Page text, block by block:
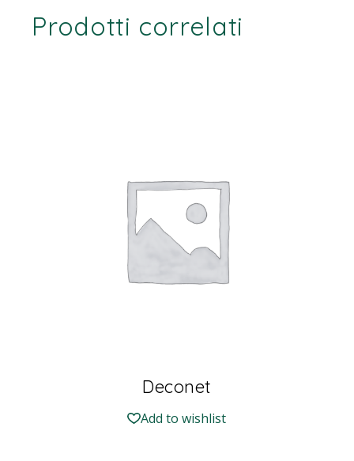
Prodotti correlati
Deconet
Add to wishlist